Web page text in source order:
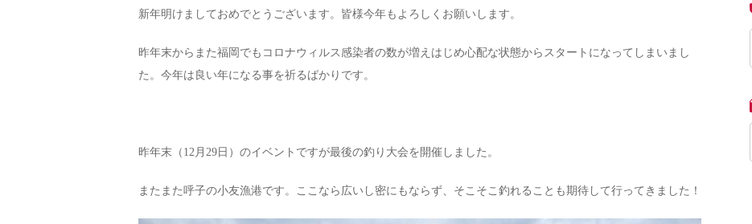
新年明けましておめでとうございます。皆様今年もよろしくお願いします。
昨年末からまた福岡でもコロナウィルス感染者の数が増えはじめ心配な状態からスタートになってしまいまし
た。今年は良い年になる事を祈るばかりです。
昨年末（12月29日）のイベントですが最後の釣り大会を開催しました。
またまた呼子の小友漁港です。ここなら広いし密にもならず、そこそこ釣れることも期待して行ってきました！